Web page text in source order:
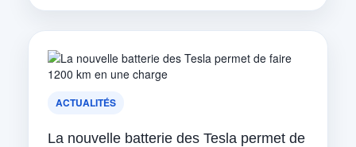
ACTUALITÉS
La nouvelle batterie des Tesla permet de